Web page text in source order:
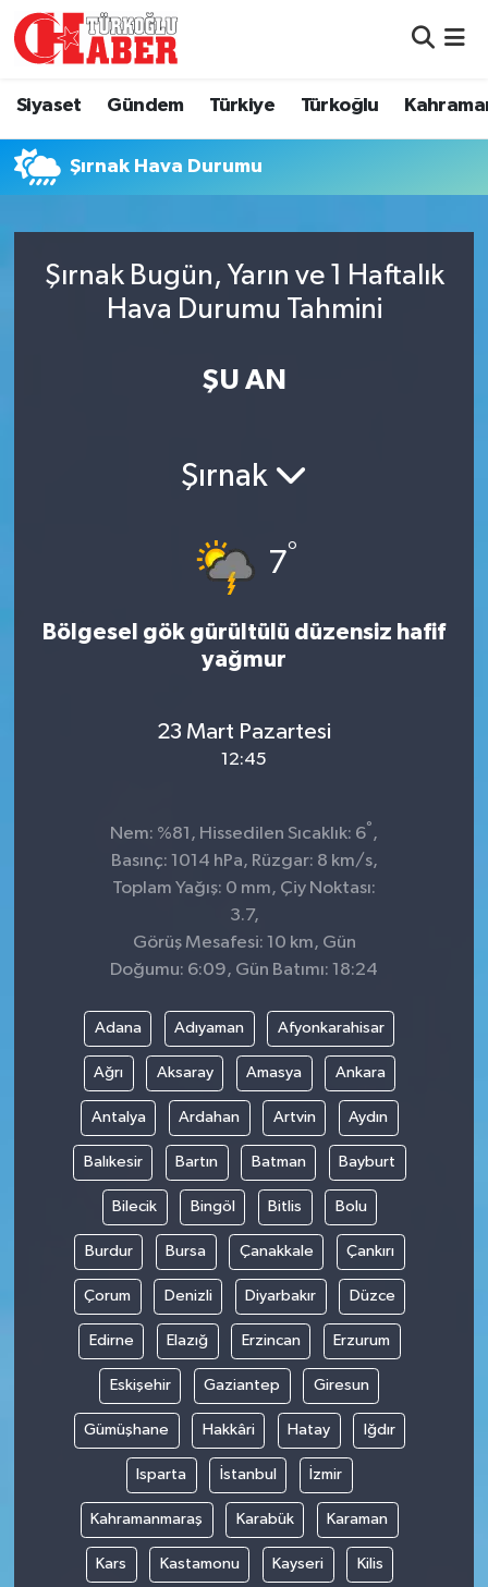
Siyaset Gündem Türkiye Türkoğlu
Şırnak Hava Durumu
Şırnak Bugün, Yarın ve 1 Haftalık
Hava Durumu Tahmini
ŞU AN
Şırnak
7°
Bölgesel gök gürültülü düzensiz hafif
yağmur
23 Mart Pazartesi
12:45
Nem: %81, Hissedilen Sıcaklık: 6° ,
Basınç: 1014 hPa, Rüzgar: 8 km/s,
Toplam Yağış: 0 mm, Çiy Noktası:
3.7,
Görüş Mesafesi: 10 km, Gün
Doğumu: 6:09, Gün Batımı: 18:24
Adana Adıyaman Afyonkarahisar
Ağrı Aksaray Amasya Ankara
Antalya Ardahan Artvin Aydın
Balıkesir Bartın Batman Bayburt
Bilecik Bingöl Bitlis Bolu
Burdur Bursa Çanakkale Çankırı
Çorum Denizli Diyarbakır Düzce
Edirne Elazığ Erzincan Erzurum
Eskişehir Gaziantep Giresun
Gümüşhane Hakkâri Hatay Iğdır
Isparta İstanbul İzmir
Kahramanmaraş Karabük Karaman
Kars Kastamonu Kayseri Kilis
Gündem
Türkiye
Kahramanmaraş
Hava Durumu
Namaz Vakitleri
Süper Lig Puan Durumu ve Fikstür